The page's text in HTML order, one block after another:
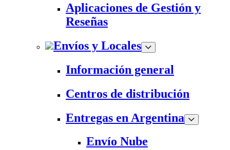
Aplicaciones de Gestión y
Reseñas
Envíos y Locales
Información general
Centros de distribución
Entregas en Argentina
Envío Nube